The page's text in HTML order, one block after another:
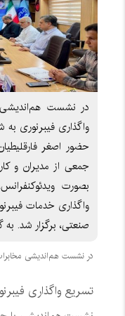
در نشست
واگذاری فیبرنوری
حضور اصغر
جمعی از مدیران و
بصورت
واگذاری خدمات
صنعتی، برگزار شد. به
در نشست هم‌اندیشی
تسریع واگذاری